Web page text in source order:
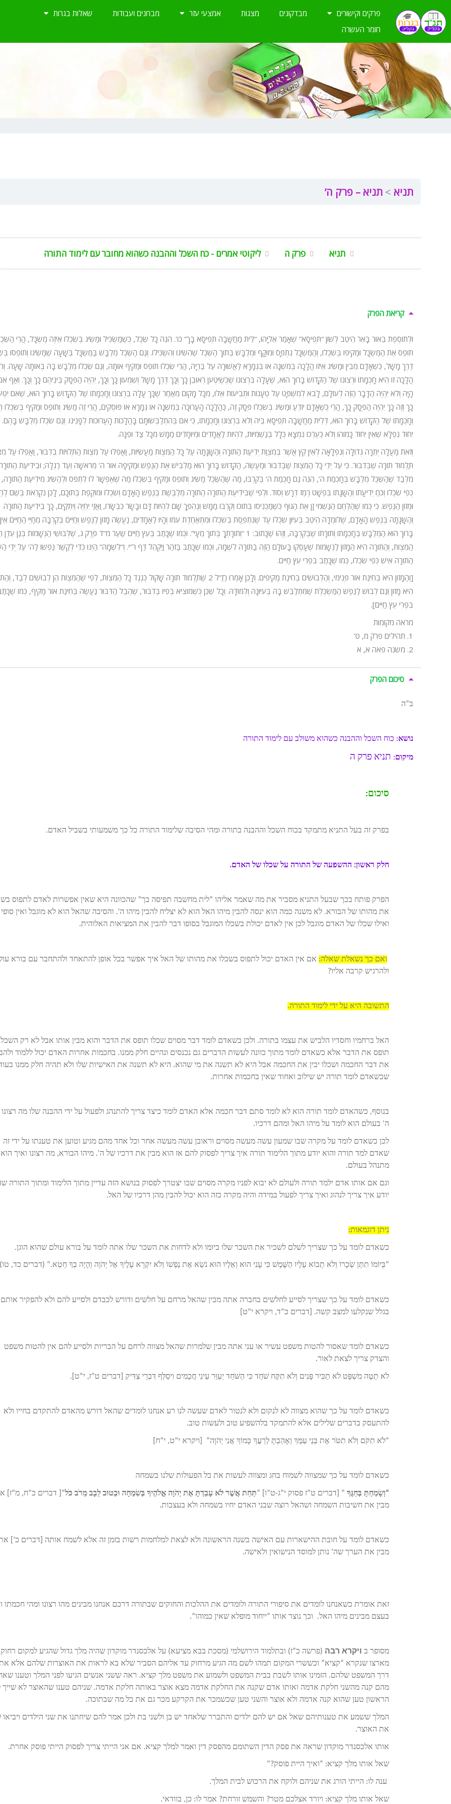
לתוכן
פרקים וקישורים מבדקונים מצגות אמצעי עזר מבחנים ועבודות
שאלות בגרות
חומר העשרה
תניא תניא – פרק ה’
תניא פרק ה ליקוטי אמרים - כח השכל וההבנה כשהוא מחובר עם לימוד התורה
קריאת הפרק
וּלְתוֹסֶפֶת בֵּאוּר בָּאֵר הֵיטֵב לְשׁוֹן “תְּפִיסָא” שֶׁאָמַר אֵלִיָּהוּ, “לֵית מַחֲשָׁבָה תְּפִיסָא בָּךְ” כו’. הִנֵּה כָּל שֵׂכֶל, כְּשֶׁמַּשְׂכִּיל וּמַשִּׂיג בְּשִׂכְלוֹ אֵיזֶה מֻשְׂכָּל, הֲרֵי
תּוֹפֵס אֶת הַמֻּשְׂכָּל וּמַקִּיפוֹ בְּשִׂכְלוֹ, וְהַמֻּשְׂכָּל נִתְפָּס וּמוּקָף וּמְלֻבָּשׁ בְּתוֹךְ הַשֵּׂכֶל שֶׁהִשִּׂיגוֹ וְהִשְׂכִּילוֹ. וְגַם הַשֵּׂכֶל מְלֻבָּשׁ בַּמֻּשְׂכָּל בְּשָׁעָה שֶׁמַּשִּׂיגוֹ וְתוֹפְסוֹ
דֶּרֶךְ מָשָׁל, כְּשֶׁאָדָם מֵבִין וּמַשִּׂיג אֵיזוֹ הֲלָכָה בְּמִשְׁנָה אוֹ בִּגְמָרָא לַאֲשׁוּרָהּ עַל בֻּרְיָהּ, הֲרֵי שִׂכְלוֹ תּוֹפֵס וּמַקִּיף אוֹתָהּ, וְגַם שִׂכְלוֹ מְלֻבָּשׁ בָּהּ בְּאוֹתָה שָׁעָה.
הֲלָכָה זוֹ הִיא חָכְמָתוֹ וּרְצוֹנוֹ שֶׁל הַקָּדוֹשׁ בָּרוּךְ הוּא, שֶׁעָלָה בִּרְצוֹנוֹ שֶׁכְּשֶׁיִּטְעֹן רְאוּבֵן כָּךְ וְכָךְ דֶּרֶךְ מָשָׁל וְשִׁמְעוֹן כָּךְ וְכָךְ, יִהְיֶה הַפְּסָק בֵּינֵיהֶם כָּךְ וְכָךְ. וְאַף
הָיָה וְלֹא יִהְיֶה הַדָּבָר הַזֶּה לְעוֹלָם, לָבֹא לְמִשְׁפָּט עַל טְעָנוֹת וּתְבִיעוֹת אֵלּוּ, מִכָּל מָקוֹם מֵאַחַר שֶׁכָּךְ עָלָה בִּרְצוֹנוֹ וְחָכְמָתוֹ שֶׁל הַקָּדוֹשׁ בָּרוּךְ הוּא, שֶׁאִם
כָּךְ וְזֶה כָּךְ יִהְיֶה הַפְּסָק כָּךְ, הֲרֵי כְּשֶׁאָדָם יוֹדֵעַ וּמַשִּׂיג בְּשִׂכְלוֹ פְּסָק זֶה, כַּהֲלָכָה הָעֲרוּכָה בְּמִשְׁנָה אוֹ גְּמָרָא אוֹ פּוֹסְקִים, הֲרֵי זֶה מַשִּׂיג וְתוֹפֵס וּמַקִּיף בְּשִׂכְלוֹ
וְחָכְמָתוֹ שֶׁל הַקָּדוֹשׁ בָּרוּךְ הוּא, דְּלֵית מַחֲשָׁבָה תְּפִיסָא בֵּיהּ וְלֹא בִּרְצוֹנוֹ וְחָכְמָתוֹ, כִּי אִם בְּהִתְלַבְּשׁוּתָם בָּהֲלָכוֹת הָעֲרוּכוֹת לְפָנֵינוּ. וְגַם שִׂכְלוֹ מְלֻבָּשׁ בָּהֶם.
יִחוּד נִפְלָא שֶׁאֵין יִחוּד כָּמוֹהוּ וְלֹא כְּעֶרְכּוֹ נִמְצָא כְּלָל בְּגַשְׁמִיּוּת, לִהְיוֹת לַאֲחָדִים וּמְיוּחָדִים מַמָּשׁ מִכָּל צַד וּפִנָּה.
וְזֹאת מַעֲלָה יְתֵרָה גְּדוֹלָה וְנִפְלָאָה לְאֵין קֵץ אֲשֶׁר בְּמִצְוַת יְדִיעַת הַתּוֹרָה וְהַשָּׂגָתָהּ עַל כָּל הַמִּצְוֹת מַעֲשִׂיּוֹת, וַאֲפִלּוּ עַל מִצְוֹת הַתְּלוּיוֹת בְּדִבּוּר, וַאֲפִלּוּ עַל
תַּלְמוּד תּוֹרָה שֶׁבְּדִבּוּר. כִּי עַל יְדֵי כָּל הַמִּצְוֹת שֶׁבְּדִבּוּר וּמַעֲשֶׂה, הַקָּדוֹשׁ בָּרוּךְ הוּא מַלְבִּישׁ אֶת הַנֶּפֶשׁ וּמַקִּיפָהּ אוֹר ה’ מֵרֹאשָׁהּ וְעַד רַגְלָהּ; וּבִידִיעַת
מִלְּבַד שֶׁהַשֵּׂכֶל מְלֻבָּשׁ בְּחָכְמַת ה’, הִנֵּה גַּם חָכְמַת ה’ בְּקִרְבּוֹ, מַה שֶּׁהַשֵּׂכֶל מַשִּׂיג וְתוֹפֵס וּמַקִּיף בְּשִׂכְלוֹ מַה שֶּׁאֶפְשָׁר לוֹ לִתְפֹּס וּלְהַשִּׂיג מִידִיעַת
כְּפִי שִׂכְלוֹ וְכֹחַ יְדִיעָתוֹ וְהַשָּׂגָתוֹ בִּפְשָׁט רֶמֶז דְּרָשׁ וְסוֹד. וּלְפִי שֶׁבִּידִיעַת הַתּוֹרָה הַתּוֹרָה מְלֻבֶּשֶׁת בְּנֶפֶשׁ הָאָדָם וְשִׂכְלוֹ וּמוּקֶפֶת בְּתוֹכָם, לָכֵן נִקְרֵאת בְּשֵׁם
וּמְזוֹן הַנֶּפֶשׁ. כִּי כְּמוֹ שֶׁהַלֶּחֶם הַגַּשְׁמִי זָן אֶת הַגּוּף כְּשֶׁמַּכְנִיסוֹ בְּתוֹכוֹ וְקִרְבּוֹ מַמָּשׁ וְנֶהְפַּךְ שָׁם לִהְיוֹת דָּם וּבָשָׂר כִּבְשָׂרוֹ, וַאֲזַי יִחְיֶה וְיִתְקַיֵּם, כָּךְ בִּידִיעַת הַתּוֹרָה
וְהַשָּׂגָתָהּ בְּנֶפֶשׁ הָאָדָם, שֶׁלּוֹמְדָהּ הֵיטֵב בְּעִיּוּן שִׂכְלוֹ עַד שֶׁנִּתְפֶּסֶת בְּשִׂכְלוֹ וּמִתְאַחֶדֶת עִמּוֹ וְהָיוּ לַאֲחָדִים, נַעֲשֶׂה מָזוֹן לַנֶּפֶשׁ וְחַיִּים בְּקִרְבָּהּ מֵחַיֵּי הַחַיִּים
בָּרוּךְ הוּא הַמְּלֻבָּשׁ בְּחָכְמָתוֹ וְתוֹרָתוֹ שֶׁבְּקִרְבָּהּ, וְזֶהוּ שֶׁכָּתוּב: 1 “וְתוֹרָתְךָ בְּתוֹךְ מֵעָי”. וּכְמוֹ שֶׁכָּתַב בְּעֵץ חַיִּים שַׁעַר מ”ד פֶּרֶק ג, שֶׁלְּבוּשֵׁי הַנְּשָׁמוֹת בְּגַן עֵדֶן
הַמִּצְוֹת, וְהַתּוֹרָה הִיא הַמָּזוֹן לַנְּשָׁמוֹת שֶׁעָסְקוּ בָּעוֹלָם הַזֶּה בַּתּוֹרָה לִשְׁמָהּ, וּכְמוֹ שֶׁכָּתַב בַּזֹּהַר וַיַּקְהֵל דַּף ר”י. וְ”לִשְׁמָהּ” הַיְנוּ כְּדֵי לְקַשֵּׁר נַפְשׁוֹ לַה’ עַל יְדֵי
הַתּוֹרָה אִישׁ כְּפִי שִׂכְלוֹ, כְּמוֹ שֶׁכָּתַב בִּפְרִי עֵץ חַיִּים.
[וְהַמָּזוֹן הִיא בְּחִינַת אוֹר פְּנִימִי, וְהַלְּבוּשִׁים בְּחִינַת מַקִּיפִים. וְלָכֵן אָמְרוּ רַזַ”ל 2 שֶׁתַּלְמוּד תּוֹרָה שָׁקוּל כְּנֶגֶד כָּל הַמִּצְוֹת, לְפִי שֶׁהַמִּצְוֹת הֵן לְבוּשִׁים לְבַד,
הִיא מָזוֹן וְגַם לְבוּשׁ לַנֶּפֶשׁ הַמַּשְׂכֶּלֶת שֶׁמִּתְלַבֵּשׁ בָּהּ בְּעִיּוּנָהּ וְלִמּוּדָהּ. וְכָל שֶׁכֵּן כְּשֶׁמּוֹצִיא בְּפִיו בְּדִבּוּר, שֶׁהֶבֶל הַדִּבּוּר נַעֲשֶׂה בְּחִינַת אוֹר מַקִּיף, כְּמוֹ
בִּפְרִי עֵץ חַיִּים].
מראה מקומות
1. תהילים פרק מ, ט’
2. משנה פאה א, א
סיכום הפרק
ב”ה
נושא: כוח השכל וההבנה כשהוא משולב עם לימוד התורה
מיקום: תניא פרק ה
סיכום:
בפרק זה בעל התניא מתמקד בכוח השכל וההבנה בתורה ומהי הסיבה שלימוד התורה כל כך משמעותי בשביל האדם.
חלק ראשון: ההשפעה של התורה על שכלו של האדם.
הפרק פותח בכך שבעל התניא מסביר את מה שאמר אליהו “לית מחשבה תפיסה בך” שהכוונה היא שאין אפשרות לאדם לתפוס
את מהותו של הבורא. לא משנה כמה הוא ינסה להבין מיהו האל הוא לא יצליח להבין מיהו ה’. והסיבה שהאל הוא לא מוגבל ואין סופי
ואילו שכלו של האדם מוגבל לכן אין לאדם יכולת בשכלו המוגבל בסופו דבר להבין את המציאות האלוהית.
ואם כך נשאלת שאלה: אם אין האדם יכול לתפוס בשכלו את מהותו של האל איך אפשר בכל אופן להתאחד ולהתחבר עם בורא
ולהרגיש קרבה אליו?
התשובה היא על ידי לימוד התורה.
האל ברחמיו וחסדיו הלביש את עצמו בתורה. ולכן כשאדם לומד דבר מסוים שכלו תופס את הדבר והוא מבין אותו אבל לא רק
תופס את הדבר אלא כשאדם לומד מתוך כוונה לעשות הדברים גם נכנסים ונהיים חלק ממנו. בחכמות אחרות האדם יכול ללמוד
את דבר החכמה ושכלו יבין את החכמה אבל היא לא תשנה את מי שהוא. היא לא תשנה את האישיות שלו ולא תהיה חלק ממנו
שכשאדם לומד תורה יש שילוב ואחוד שאין בחכמות אחרות.
בנוסף, כשהאדם לומד תורה הוא לא לומד סתם דבר חכמה אלא האדם לומד כיצד צריך להתנהג ולפעול על ידי ההבנה שלו מה
ה’ בעולם הוא לומד על מיהו האל ומהם דרכיו.
לכן כשאדם לומד על מקרה שבו שמעון עשה מעשה מסוים וראובן עשה מעשה אחר וכל אחד מהם מגיע וטוען את טענתו על ידי זה
שאדם למד תורה והוא יודע מתוך הלימוד תורה איך צריך לפסוק להם אז הוא מבין את דרכיו של ה’. מיהו הבורא, מה רצונו ואיך הוא
מתנהל בעולם.
וגם אם אותו אדם ילמד תורה ולעולם לא יבוא לפניו מקרה מסוים שבו יצטרך לפסוק בנושא הזה עדיין מתוך הלימוד ומתוך התורה
יודע איך צריך לנהוג ואיך צריך לפעול במידה והיה מקרה כזה הוא יכול להבין מהן דרכיו של האל.
ניתן דוגמאות:
כשאדם לומד על כך שצריך לשלם לשכיר את השכר שלו ביומו ולא לדחות את השכר שלו אתה לומד על בורא עולם שהוא הוגן.
“בְּיוֹמוֹ תִתֵּן שְׂכָרוֹ וְלֹא תָבוֹא עָלָיו הַשֶּׁמֶשׁ כִּי עָנִי הוּא וְאֵלָיו הוּא נֹשֵׂא אֶת נַפְשׁוֹ וְלֹא יִקְרָא עָלֶיךָ אֶל יְהֹוָה וְהָיָה בְךָ חֵטְא.” (דברים כד,
כשאדם לומד על כך שצריך לסייע לחלשים בחברה אתה מבין שהאל מרחם על חלשים ודורש לכבדם ולסייע להם ולא להפקיר אותם
בגלל שנקלעו למצב קשה. [דברים כ”ד, ויקרא י”ט]
כשאדם לומד שאסור להטות משפט עשיר או עני אתה מבין שלמרות שהאל מצווה לרחם על הבריות ולסייע להם אין להטות משפט
והצדק צריך לצאת לאור.
לֹא תַטֶּה מִשְׁפָּט לֹא תַכִּיר פָּנִים וְלֹא תִקַּח שֹׁחַד כִּי הַשֹּׁחַד יְעַוֵּר עֵינֵי חֲכָמִים וִיסַלֵּף דִּבְרֵי צַדִּיקִ [דברים ט”ז, י”ט].
כשאדם לומד על כך שהוא מצווה לא לנקום ולא לנטור לאדם שעשה לנו רע אנחנו לומדים שהאל דורש מהאדם להתקדם בחייו ולא
להתעסק בדברים שלילים אלא להתמקד בלהשפיע טוב ולעשות טוב.
“לֹא תִקֹּם וְלֹא תִטֹּר אֶת בְּנֵי עַמֶּךָ וְאָהַבְתָּ לְרֵעֲךָ כָּמוֹךָ אֲנִי יְהֹוָה” [ויקרא י”ט, י”ח]
כשאדם לומד על כך שמצווה לשמוח בחג ומצווה לעשות את כל הפעולות שלנו בשמחה
“וְשָׂמַחְתָּ בְּחַגֶּךָ ” [דברים ט”ז פסוק י”ג-ט”ו] “תַּחַת אֲשֶׁר לֹא עָבַדְתָּ אֶת יְהֹוָה אֱלֹהֶיךָ בְּשִׂמְחָה וּבְטוּב לֵבָב מֵרֹב כֹּל“[ דברים כ”ח, מ”ז]
מבין את חשיבות השמחה ושהאל רוצה שבני האדם יחיו בשמחה ולא בעצבות.
כשאדם לומד על חובת ההישארות עם האישה בשנה הראשונה ולא לצאת למלחמות רשות בזמן זה אלא לשמח אותה [דברים כ’]
מבין את הערך שה’ נותן למוסד הנישואין ולאישה.
זאת אומרת כשאנחנו לומדים את סיפורי התורה ולומדים את ההלכות והחוקים שבתורה דרכם אנחנו מבינים מהו רצונו ומהי חכמתו
בעצם מבינים מיהו האל. וכך נוצר אותו “ייחוד מופלא שאין כמוהו”.
מסופר ב ויקרא רבה (פרשה כ”ז) ובתלמוד הירושלמי (מסכת בבא מציעא) על אלכסנדר מוקדון שהיה מלך גדול שהגיע למקום רחוק
מארצו שנקרא “קציא” וכששרי המקום תמהו לשם מה הגיע מרחוק עד אליהם הסביר שלא בא לראות את האוצרות שלהם אלא
דרך המשפט שלהם. הזמינו אותו לשבת בבית המשפט ולשמוע את משפט מלך קציא. ראה ששני אנשים הגיעו לפני המלך וטענו
מהם קנה מהשני חלקת אדמה ואותו אדם שקנה את החלקת אדמה מצא אוצר באותה חלקת אדמה. שניהם טענו שהאוצר לא שייך
הראשון טען שהוא קנה אדמה ולא אוצר והשני טען שכשמכר את הקרקע מכר גם את כל מה שבתוכה.
המלך ששמע את טענותיהם שאל אם יש להם ילדים והתברר שלאחד יש בן ולשני בת ולכן אמר להם שיחתנו את שני הילדים ויביאו
את האוצר.
אותו אלכסנדר מוקדון שראה את פסק הדין השתומם מהפסק דין ואמר למלך קציא. אם אני הייתי צריך לפסוק הייתי פוסק אחרת.
שאל אותו מלך קציא: “ואיך היית פוסק?”
ענה לו: הייתי הורג את שניהם ולוקח את הרכוש לבית המלך.
שאל אותו מלך קציא: ויורד אצלכם מטר? והשמש זורחת? אמר לו: כן, בוודאי.